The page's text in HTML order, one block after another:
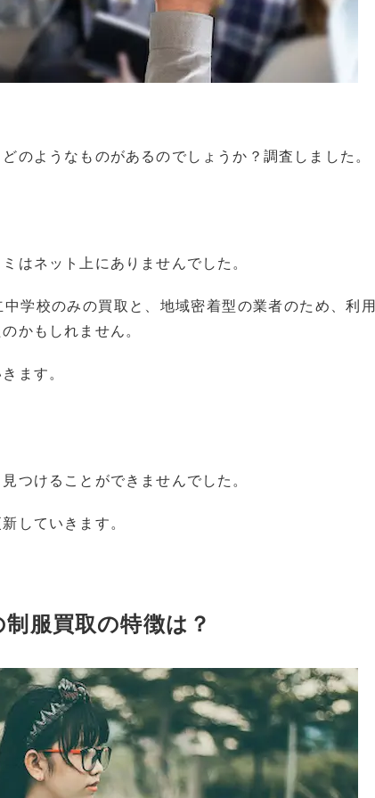
のようなものがあるのでしょうか？調査しました。
はネット上にありませんでした。
学校のみの買取と、地域密着型の業者のため、利
かもしれません。
ます。
つけることができませんでした。
していきます。
服買取の特徴は？